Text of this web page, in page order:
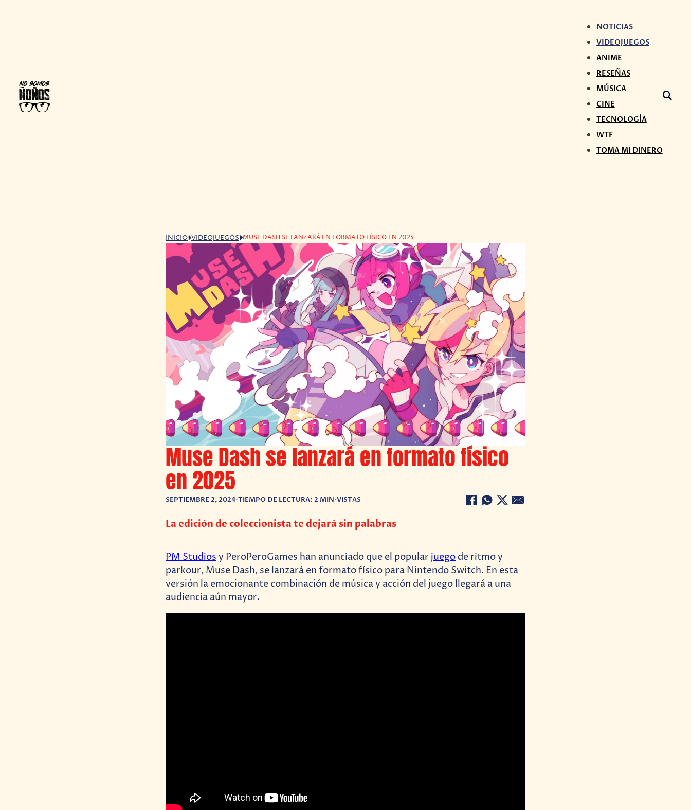
NOTICIAS
VIDEOJUEGOS
ANIME
RESEÑAS
MÚSICA
CINE
TECNOLOGÍA
WTF
TOMA MI DINERO
INICIO VIDEOJUEGOS MUSE DASH SE LANZARÁ EN FORMATO FÍSICO EN 2025
Muse Dash se lanzará en formato físico
en 2025
SEPTIEMBRE 2, 2024•TIEMPO DE LECTURA: 2 MIN•VISTAS
La edición de coleccionista te dejará sin palabras
PM Studiosy PeroPeroGames han anunciado que el popular juego de ritmo y
parkour, Muse Dash, se lanzará en formato físico para Nintendo Switch. En esta
versión la emocionante combinación de música y acción del juego llegará a una
audiencia aún mayor.